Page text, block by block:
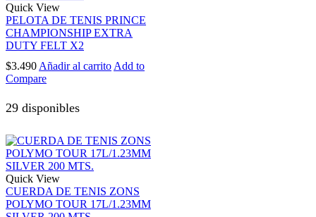
Quick View
PELOTA DE TENIS PRINCE
CHAMPIONSHIP EXTRA
DUTY FELT X2
$3.490 Añadir al carrito Add to
Compare
29 disponibles
Quick View
CUERDA DE TENIS ZONS
POLYMO TOUR 17L/1.23MM